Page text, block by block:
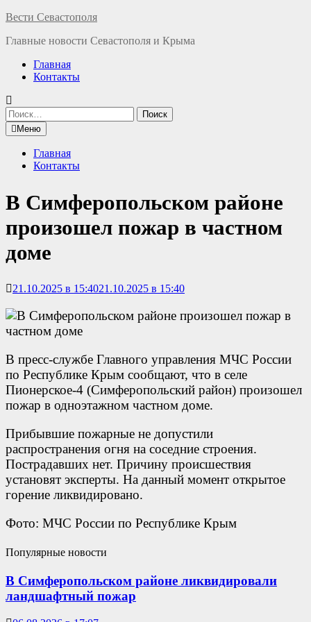
Перейти
содержимому
Вести Севастополя
Главные новости Севастополя и Крыма
Главная
Контакты
Найти:
Меню
Главная
Контакты
В Симферопольском районе
произошел пожар в частном
доме
21.10.2025 в 15:4021.10.2025 в 15:40
В пресс-службе Главного управления МЧС России
по Республике Крым сообщают, что в селе
Пионерское-4 (Симферопольский район) произошел
пожар в одноэтажном частном доме.
Прибывшие пожарные не допустили
распространения огня на соседние строения.
Пострадавших нет. Причину происшествия
установят эксперты. На данный момент открытое
горение ликвидировано.
Фото: МЧС России по Республике Крым
Популярные новости
В Симферопольском районе ликвидировали
ландшафтный пожар